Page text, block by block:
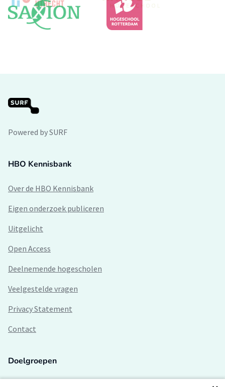
Powered by SURF
HBO Kennisbank
Over de HBO Kennisbank
Eigen onderzoek publiceren
Uitgelicht
Open Access
Deelnemende hogescholen
Veelgestelde vragen
Privacy Statement
Contact
Doelgroepen